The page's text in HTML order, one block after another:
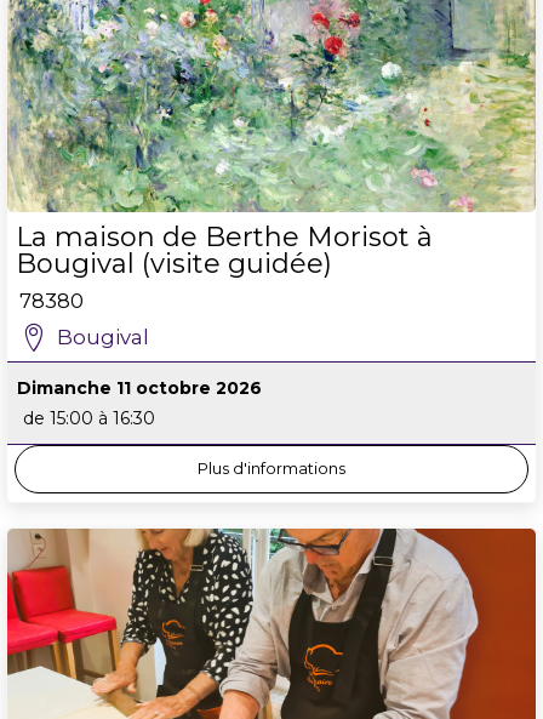
La maison de Berthe Morisot à
Bougival (visite guidée)
78380
Bougival
Dimanche 11 octobre 2026
de 15:00 à 16:30
Plus d'informations